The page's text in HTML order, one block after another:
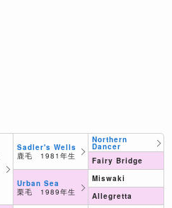
Sadler's Wells
鹿毛 1981年生
Urban Sea
栗毛 1989年生
Northern
Dancer
Fairy Bridge
Miswaki
Allegretta